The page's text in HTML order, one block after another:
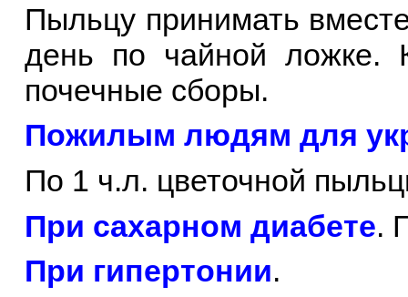
Пыльцу принимать
день по чайной ложке.
почечные сборы.
Пожилым людям для
По 1 ч.л. цветочной
При сахарном диабете.
При гипертонии.